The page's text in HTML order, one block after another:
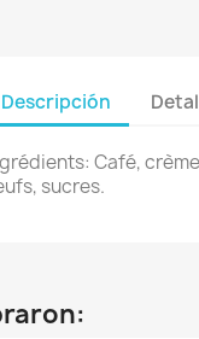
Descripción
Café,
sucres.